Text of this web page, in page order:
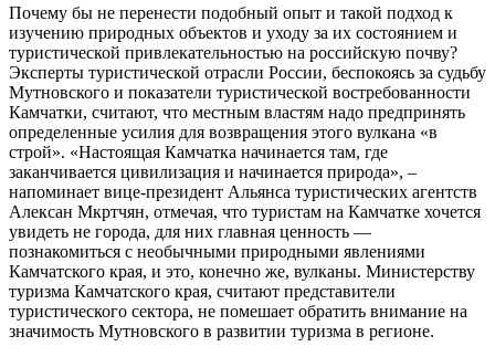
Почему бы не перенести подобный опыт и такой подход к
изучению природных объектов и уходу за их состоянием и
туристической привлекательностью на российскую почву?
Эксперты туристической отрасли России, беспокоясь за судьбу
Мутновского и показатели туристической востребованности
Камчатки, считают, что местным властям надо предпринять
определенные усилия для возвращения этого вулкана «в
строй». «Настоящая Камчатка начинается там, где
заканчивается цивилизация и начинается природа», –
напоминает вице-президент Альянса туристических агентств
Алексан Мкртчян, отмечая, что туристам на Камчатке хочется
увидеть не города, для них главная ценность —
познакомиться с необычными природными явлениями
Камчатского края, и это, конечно же, вулканы. Министерству
туризма Камчатского края, считают представители
туристического сектора, не помешает обратить внимание на
значимость Мутновского в развитии туризма в регионе.